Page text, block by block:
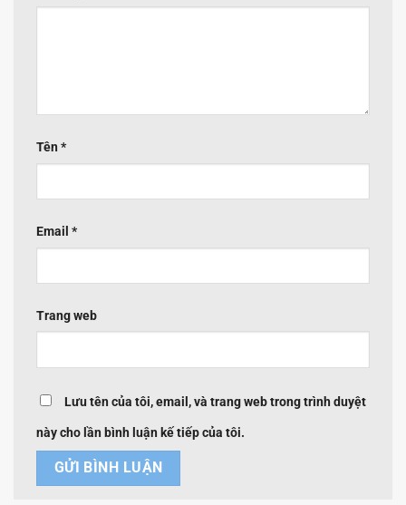
Tên *
Email *
Trang web
Lưu tên của tôi, email, và trang web trong trình duyệt
này cho lần bình luận kế tiếp của tôi.